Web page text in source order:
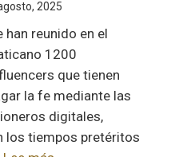
2025
han reunido en el
1200
que tienen
la fe mediante las
digitales,
los tiempos pretéritos